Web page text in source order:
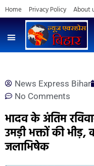
Home Privacy Policy About
News Express Bihar
No Comments
भादव के अंतिम
उमड़ी भक्तों की भीड़,
जलाभिषेक